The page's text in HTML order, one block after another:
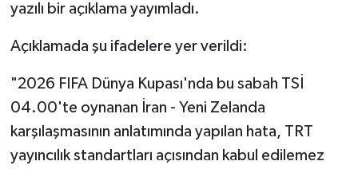
yazılı bir açıklama yayımladı.
Açıklamada şu ifadelere yer verildi:
"2026 FIFA Dünya Kupası'nda bu sabah TSİ
04.00'te oynanan İran - Yeni Zelanda
karşılaşmasının anlatımında yapılan hata, TRT
yayıncılık standartları açısından kabul edilemez